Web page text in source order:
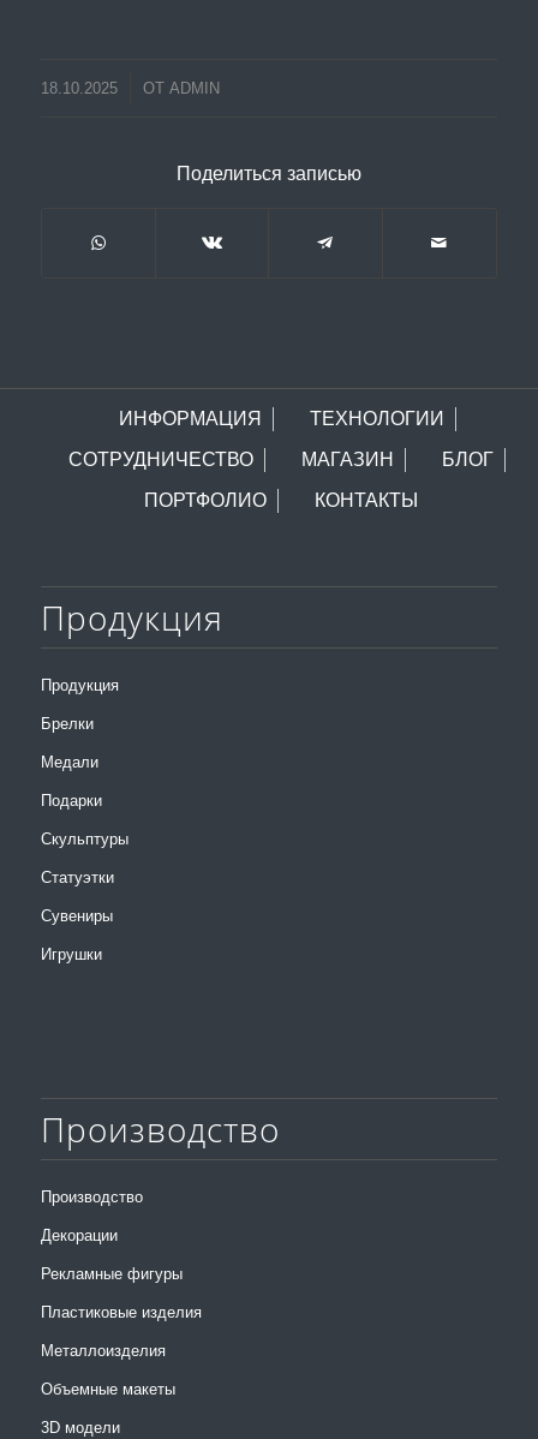
18.10.2025 ОТ ADMIN
Поделиться записью
ИНФОРМАЦИЯ
ТЕХНОЛОГИИ
СОТРУДНИЧЕСТВО
МАГАЗИН
БЛОГ
ПОРТФОЛИО
КОНТАКТЫ
Продукция
Продукция
Брелки
Медали
Подарки
Скульптуры
Статуэтки
Сувениры
Игрушки
Производство
Производство
Декорации
Рекламные фигуры
Пластиковые изделия
Металлоизделия
Объемные макеты
3D модели